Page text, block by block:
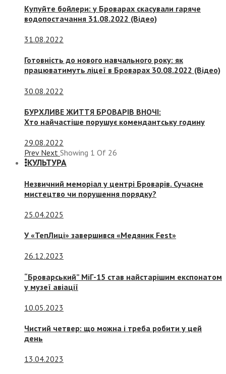
Купуйте бойлери: у Броварах скасували гаряче
водопостачання 31.08.2022 (Відео)
31.08.2022
Готовність до нового навчального року: як
працюватимуть ліцеї в Броварах 30.08.2022 (Відео)
30.08.2022
БУРХЛИВЕ ЖИТТЯ БРОВАРІВ ВНОЧІ:
Хто найчастіше порушує комендантську годину
29.08.2022
Prev Next Showing 1 Of 26
КУЛЬТУРА
Незвичний меморіал у центрі Броварів. Сучасне
мистецтво чи порушення порядку?
25.04.2025
У «ТепЛиці» завершився «Медяник Fest»
26.12.2023
“Броварський” МіГ-15 став найстарішим експонатом
у музеї авіації
10.05.2023
Чистий четвер: що можна і треба робити у цей
день
13.04.2023